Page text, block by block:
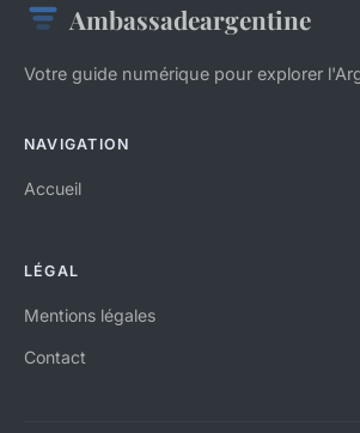
Ambassadeargentine
Votre guide numérique pour explorer
NAVIGATION
Accueil
LÉGAL
Mentions légales
Contact